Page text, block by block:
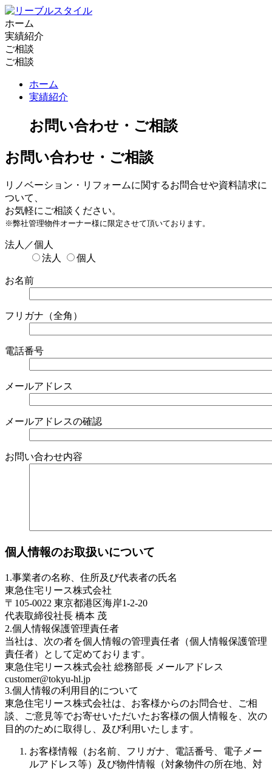
ホーム
実績紹介
ご相談
ご相談
ホーム
実績紹介
お問い合わせ・ご相談
お問い合わせ・ご相談
リノベーション・リフォームに関するお問合せや資料請求に
ついて、
お気軽にご相談ください。
※弊社管理物件オーナー様に限定させて頂いております。
法人／個人
法人
個人
お名前
フリガナ（全角）
電話番号
メールアドレス
メールアドレスの確認
お問い合わせ内容
個人情報のお取扱いについて
1.事業者の名称、住所及び代表者の氏名
東急住宅リース株式会社
〒105-0022 東京都港区海岸1-2-20
代表取締役社長 橋本 茂
2.個人情報保護管理責任者
当社は、次の者を個人情報の管理責任者（個人情報保護管理
責任者）として定めております。
東急住宅リース株式会社 総務部長 メールアドレス
customer@tokyu-hl.jp
3.個人情報の利用目的について
東急住宅リース株式会社は、お客様からのお問合せ、ご相
談、ご意見等でお寄せいただいたお客様の個人情報を、次の
目的のために取得し、及び利用いたします。
お客様情報（お名前、フリガナ、電話番号、電子メー
ルアドレス等）及び物件情報（対象物件の所在地、対